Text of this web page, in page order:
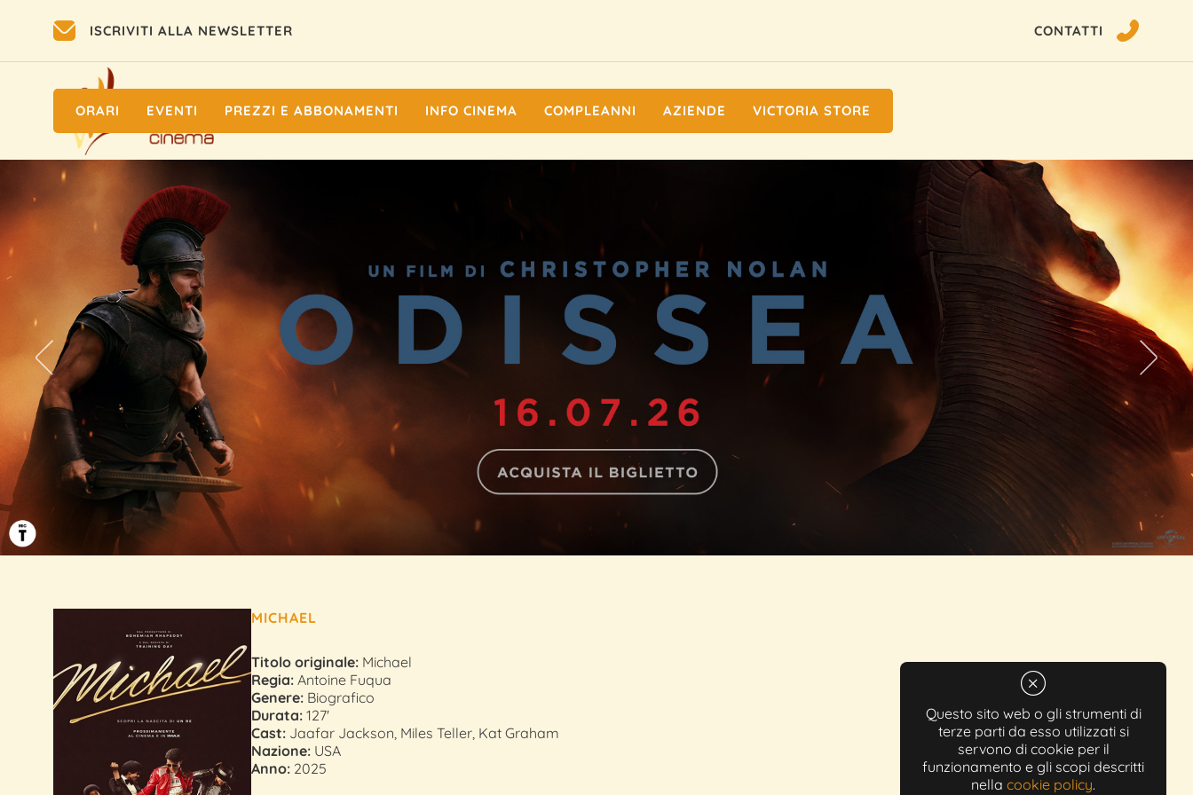
Questo sito web o gli strumenti di
terze parti da esso utilizzati si
servono di cookie per il
funzionamento e gli scopi descritti
nella cookie policy.
ISCRIVITI ALLA NEWSLETTER CONTATTI
ORARI EVENTI PREZZI E ABBONAMENTI INFO CINEMA COMPLEANNI AZIENDE VICTORIA STORE
MICHAEL
Titolo originale: Michael
Regia: Antoine Fuqua
Genere: Biografico
Durata: 127'
Cast: Jaafar Jackson, Miles Teller, Kat Graham
Nazione: USA
Anno: 2025